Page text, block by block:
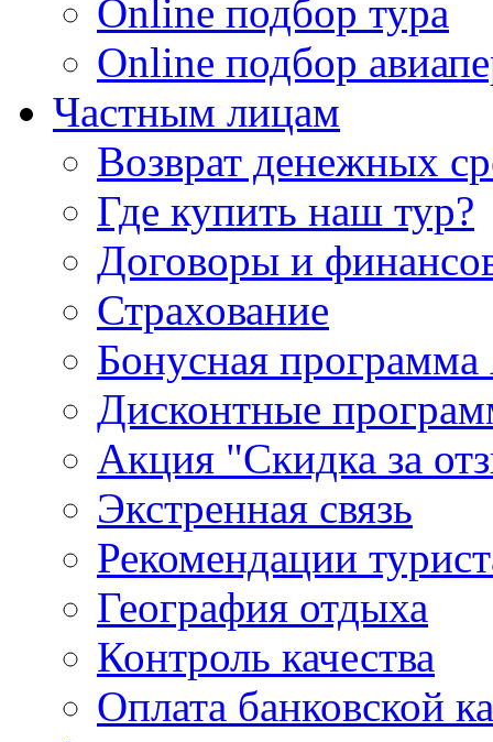
Online подбор тура
Online подбор
Частным лицам
Возврат денежных
Где купить наш тур?
Договоры и
Страхование
Бонусная
Дисконтные
Акция "Скидка за
Экстренная связь
Рекомендации
География отдыха
Контроль качества
Оплата банковской